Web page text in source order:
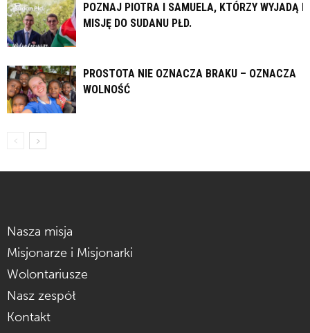
POZNAJ PIOTRA I SAMUELA, KTÓRZY WYJADĄ
MISJĘ DO SUDANU PŁD.
PROSTOTA NIE OZNACZA BRAKU – OZNACZA
WOLNOŚĆ
Nasza misja
Misjonarze i Misjonarki
Wolontariusze
Nasz zespół
Kontakt